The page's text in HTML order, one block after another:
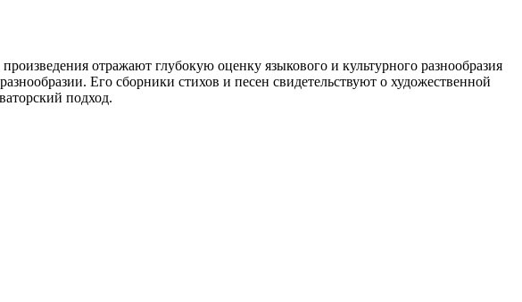
отражают глубокую оценку языкового и культурного разнообразия
Его сборники стихов и песен свидетельствуют о художественной
подход.